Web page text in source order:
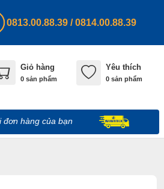
0813.00.88.39 /0814.00.88.39
Giỏ hàng
0 sản phẩm
Yêu thích
0 sản phẩm
đơn hàng của bạn